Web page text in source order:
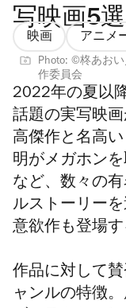
写映画5選
映画 アニメ
Photo: ©︎柊あお
作委員会
2022年の夏以
話題の実写映
高傑作と名高
明がメガホン
など、数々の
ルストーリー
意欲作も登場す
作品に対して
ャンルの特徴